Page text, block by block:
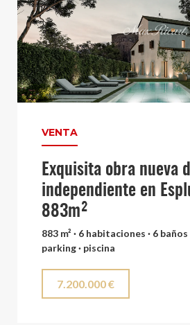
VENTA
Exquisita obra nueva
independiente en
883m²
883 m² · 6 habitaciones · 6
parking · piscina
7.200.000 €